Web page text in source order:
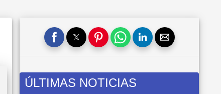
ÚLTIMAS NOTICIAS